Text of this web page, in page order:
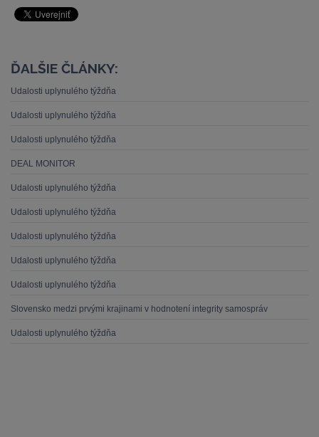
ĎALŠIE ČLÁNKY:
Udalosti uplynulého týždňa
Udalosti uplynulého týždňa
Udalosti uplynulého týždňa
DEAL MONITOR
Udalosti uplynulého týždňa
Udalosti uplynulého týždňa
Udalosti uplynulého týždňa
Udalosti uplynulého týždňa
Udalosti uplynulého týždňa
Slovensko medzi prvými krajinami v hodnotení integrity samospráv
Udalosti uplynulého týždňa